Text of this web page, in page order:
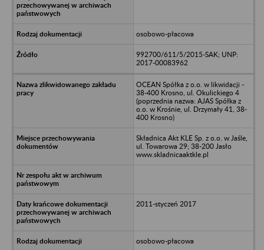
osobowo-płacowa
992700/611/5/2015-SAK; UNP:
2017-00083962
OCEAN Spółka z o.o. w likwidacji -
38-400 Krosno, ul. Okulickiego 4
(poprzednia nazwa: AJAS Spółka z
o.o. w Krośnie, ul. Drzymały 41, 38-
400 Krosno)
Składnica Akt KLE Sp. z o.o. w Jaśle,
ul. Towarowa 29; 38-200 Jasło
www.skladnicaaktkle.pl
2011-styczeń 2017
osobowo-płacowa